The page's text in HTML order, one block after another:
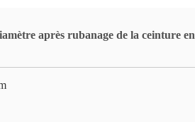
après rubanage de la ceinture en